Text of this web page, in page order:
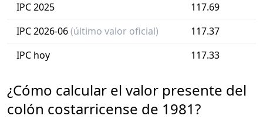
IPC 2025
117.69
IPC 2026-06(último valor oficial)
117.37
IPC hoy
117.33
¿Cómo calcular el valor presente del
colón costarricense de 1981?